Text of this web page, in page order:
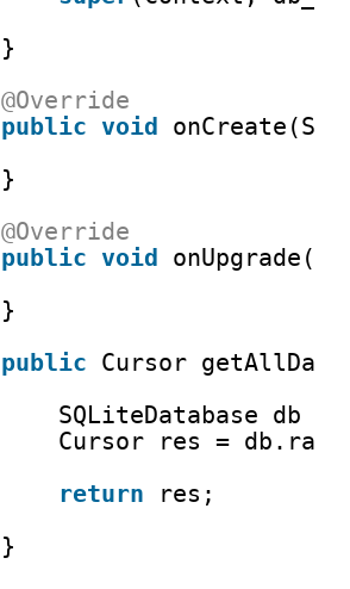
}
@Override
public void
}
@Override
public void
}
public Cursor
SQLiteDatabase db =
Cursor res =
return
res;
}